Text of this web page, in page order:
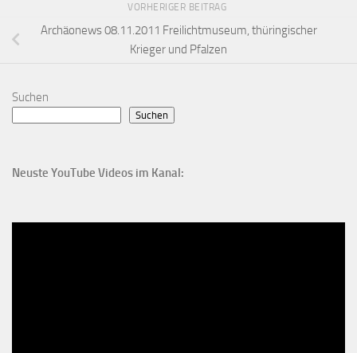
VORHERIGER BEITRAG
Archäonews 08.11.2011 Freilichtmuseum, thüringischer
Krieger und Pfalzen
Suchen
Suchen
Neuste YouTube Videos im Kanal: